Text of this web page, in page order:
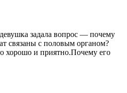
задала вопрос — почему
связаны с половым органом?
хорошо и приятно.Почему его